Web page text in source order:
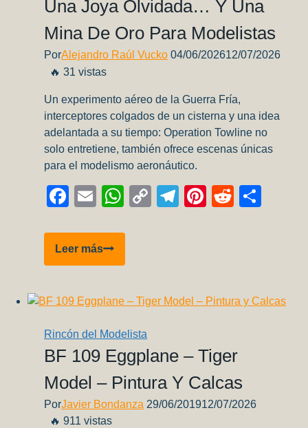
Una Joya Olvidada… Y Una
Mina De Oro Para Modelistas
PorAlejandro Raúl Vucko 04/06/202612/07/2026
🔥 31 vistas
Un experimento aéreo de la Guerra Fría,
interceptores colgados de un cisterna y una idea
adelantada a su tiempo: Operation Towline no
solo entretiene, también ofrece escenas únicas
para el modelismo aeronáutico.
Facebook
EmailWhatsApp
CopyTelegram
Pinterest
Reddit
Leer másOperation
Towline
una
olvidada…
y
una
mina
oro
Rincón del Modelista
BF 109 Eggplane – Tiger
Model – Pintura Y Calcas
PorJavier Bondanza 29/06/201912/07/2026
🔥 911 vistas